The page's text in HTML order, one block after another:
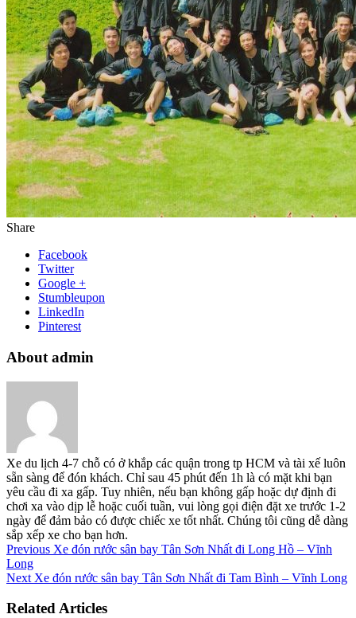
Share
Facebook
Twitter
Google +
Stumbleupon
LinkedIn
Pinterest
About admin
Xe du lịch 4-7 chỗ có ở khắp các quận trong tp HCM và tài xế luôn
sẵn sàng để đón khách. Chỉ sau 45 phút đến 1h là có mặt khi bạn
yêu cầu đi xa gấp. Tuy nhiên, nếu bạn không gấp hoặc dự định đi
chơi xa vào dịp lễ hoặc cuối tuần, vui lòng gọi điện đặt xe trước 1-2
ngày để đảm bảo có được chiếc xe tốt nhất. Chúng tôi cũng dễ dàng
sắp xếp xe cho bạn hơn.
Previous Xe đón rước sân bay Tân Sơn Nhất đi Long Hồ – Vĩnh
Long
Next Xe đón rước sân bay Tân Sơn Nhất đi Tam Bình – Vĩnh Long
Related Articles